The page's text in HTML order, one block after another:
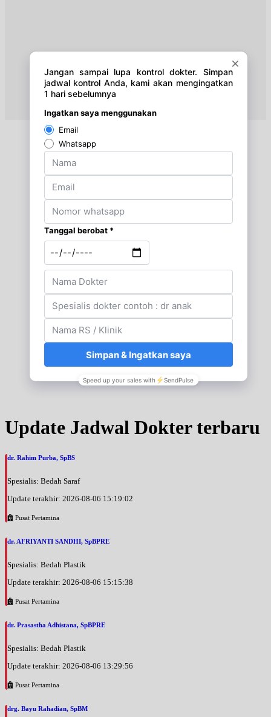
Update Jadwal Dokter terbaru
dr. Rahim Purba, SpBS
Spesialis: Bedah Saraf
Update terakhir: 2026-08-06 15:19:02
Pusat Pertamina
dr. AFRIYANTI SANDHI, SpBPRE
Spesialis: Bedah Plastik
Update terakhir: 2026-08-06 15:15:38
Pusat Pertamina
dr. Prasastha Adhistana, SpBPRE
Spesialis: Bedah Plastik
Update terakhir: 2026-08-06 13:29:56
Pusat Pertamina
drg. Bayu Rahadian, SpBM